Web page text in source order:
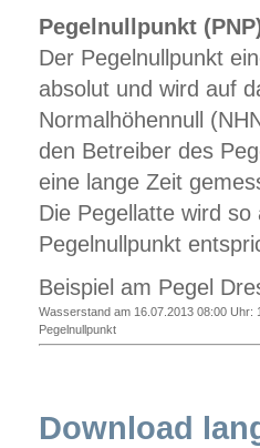
Pegelnullpunkt
Der Pegelnullpunkt
absolut und wird auf
Normalhöhennull
den Betreiber des
eine lange Zeit
Die Pegellatte wird
Pegelnullpunkt
Beispiel am Pegel
Wasserstand am 16.07.2013 08:00 Uhr:
Pegelnullpunkt
Download